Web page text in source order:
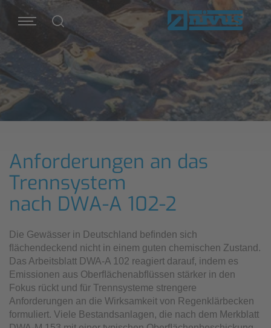
Anforderungen an das
Trennsystem
nach DWA-A 102-2
Die Gewässer in Deutschland beﬁnden sich
ﬂächendeckend nicht in einem guten chemischen Zustand.
Das Arbeitsblatt DWA-A 102 reagiert darauf, indem es
Emissionen aus Oberﬂächenabﬂüssen stärker in den
Fokus rückt und für Trennsysteme strengere
Anforderungen an die Wirksamkeit von Regenklärbecken
formuliert. Viele Bestandsanlagen, die nach dem Merkblatt